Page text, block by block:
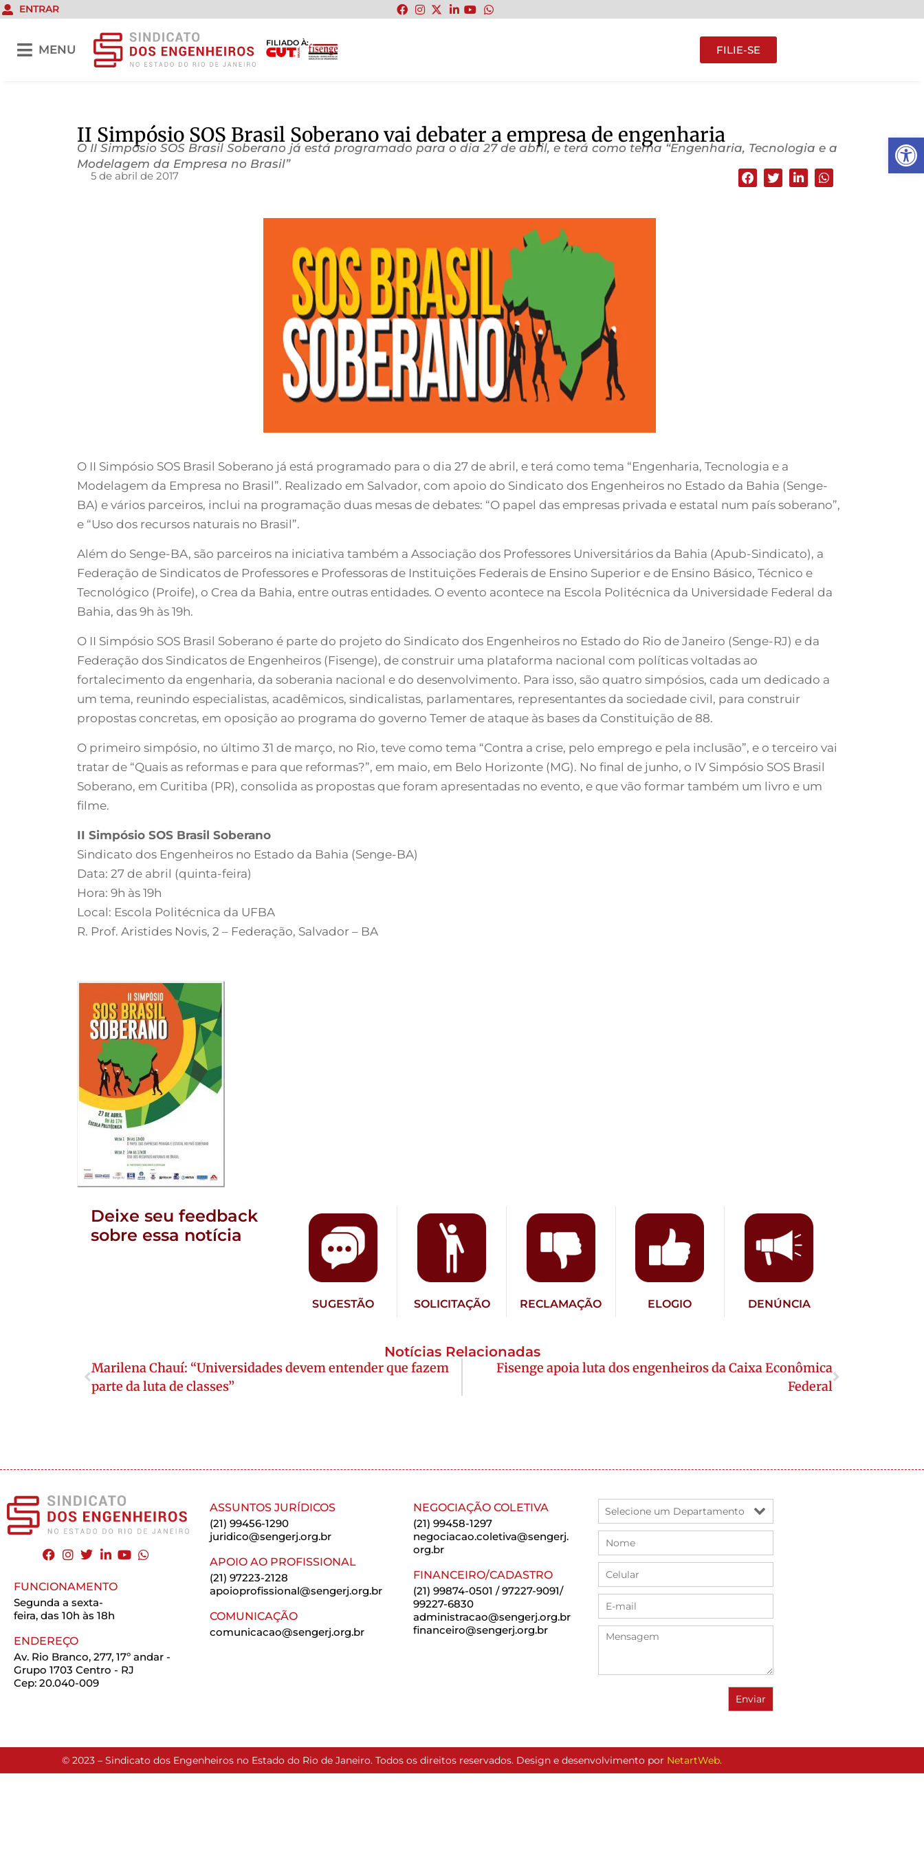
Abrir
ENTRAR
MENU
FILIADO À:
FILIE-SE
II Simpósio SOS Brasil Soberano vai debater a empresa de engenharia
O II Simpósio SOS Brasil Soberano já está programado para o dia 27 de abril, e terá como tema “Engenharia, Tecnologia e a
Modelagem da Empresa no Brasil”
5 de abril de 2017
O II Simpósio SOS Brasil Soberano já está programado para o dia 27 de abril, e terá como tema “Engenharia, Tecnologia e a
Modelagem da Empresa no Brasil”. Realizado em Salvador, com apoio do Sindicato dos Engenheiros no Estado da Bahia (Senge-
BA) e vários parceiros, inclui na programação duas mesas de debates: “O papel das empresas privada e estatal num país soberano”,
e “Uso dos recursos naturais no Brasil”.
Além do Senge-BA, são parceiros na iniciativa também a Associação dos Professores Universitários da Bahia (Apub-Sindicato), a
Federação de Sindicatos de Professores e Professoras de Instituições Federais de Ensino Superior e de Ensino Básico, Técnico e
Tecnológico (Proife), o Crea da Bahia, entre outras entidades. O evento acontece na Escola Politécnica da Universidade Federal da
Bahia, das 9h às 19h.
O II Simpósio SOS Brasil Soberano é parte do projeto do Sindicato dos Engenheiros no Estado do Rio de Janeiro (Senge-RJ) e da
Federação dos Sindicatos de Engenheiros (Fisenge), de construir uma plataforma nacional com políticas voltadas ao
fortalecimento da engenharia, da soberania nacional e do desenvolvimento. Para isso, são quatro simpósios, cada um dedicado a
um tema, reunindo especialistas, acadêmicos, sindicalistas, parlamentares, representantes da sociedade civil, para construir
propostas concretas, em oposição ao programa do governo Temer de ataque às bases da Constituição de 88.
O primeiro simpósio, no último 31 de março, no Rio, teve como tema “Contra a crise, pelo emprego e pela inclusão”, e o terceiro vai
tratar de “Quais as reformas e para que reformas?”, em maio, em Belo Horizonte (MG). No final de junho, o IV Simpósio SOS Brasil
Soberano, em Curitiba (PR), consolida as propostas que foram apresentadas no evento, e que vão formar também um livro e um
filme.
II Simpósio SOS Brasil Soberano
Sindicato dos Engenheiros no Estado da Bahia (Senge-BA)
Data: 27 de abril (quinta-feira)
Hora: 9h às 19h
Local: Escola Politécnica da UFBA
R. Prof. Aristides Novis, 2 – Federação, Salvador – BA
Deixe seu feedback
sobre essa notícia
SUGESTÃO SOLICITAÇÃO RECLAMAÇÃO ELOGIO DENÚNCIA
Notícias Relacionadas
Marilena Chauí: “Universidades devem entender que fazem
parte da luta de classes”
Fisenge apoia luta dos engenheiros da Caixa Econômica
Federal
FUNCIONAMENTO
Segunda a sexta-
feira, das 10h às 18h
ENDEREÇO
Av. Rio Branco, 277, 17º andar -
Grupo 1703 Centro - RJ
Cep: 20.040-009
ASSUNTOS JURÍDICOS
(21) 99456-1290
juridico@sengerj.org.br
APOIO AO PROFISSIONAL
(21) 97223-2128
apoioprofissional@sengerj.org.br
COMUNICAÇÃO
comunicacao@sengerj.org.br
NEGOCIAÇÃO COLETIVA
(21) 99458-1297
negociacao.coletiva@sengerj.
org.br
FINANCEIRO/CADASTRO
(21) 99874-0501 / 97227-9091/
99227-6830
administracao@sengerj.org.br
financeiro@sengerj.org.br
© 2023 – Sindicato dos Engenheiros no Estado do Rio de Janeiro. Todos os direitos reservados. Design e desenvolvimento por NetartWeb.